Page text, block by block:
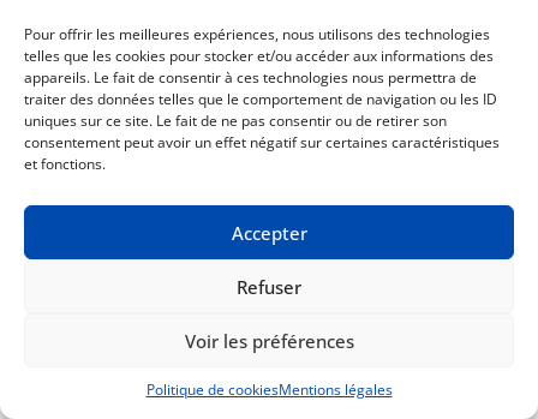
Pour offrir les meilleures expériences, nous utilisons des technologies
telles que les cookies pour stocker et/ou accéder aux informations des
appareils. Le fait de consentir à ces technologies nous permettra de
traiter des données telles que le comportement de navigation ou les ID
uniques sur ce site. Le fait de ne pas consentir ou de retirer son
consentement peut avoir un effet négatif sur certaines caractéristiques
et fonctions.
Accepter
Refuser
Voir les préférences
Politique de cookiesMentions légales
dont un（e）avocat（e）parle.
Répondre
B'zioui Yasmine
J’aime bien regarder et savoir ce que les coupables on
silène Guernalec